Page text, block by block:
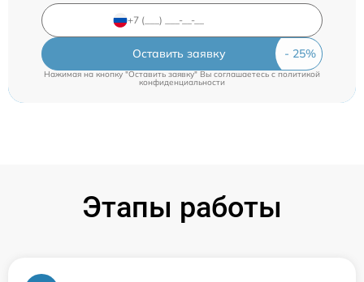
Оставить заявку
Нажимая на кнопку "Оставить заявку" Вы соглашаетесь cполитикой
конфиденциальности
Этапы работы